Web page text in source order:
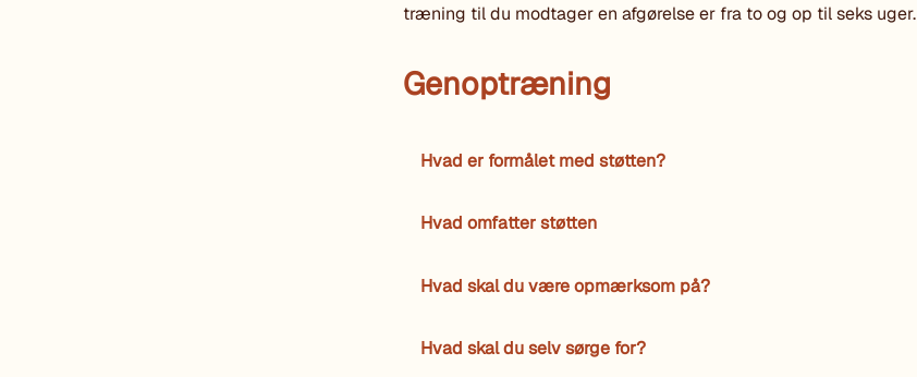
træning til du modtager en afgørelse er fra to og op til seks uger.
Genoptræning
Hvad er formålet med støtten?
Hvad omfatter støtten
Hvad skal du være opmærksom på?
Hvad skal du selv sørge for?